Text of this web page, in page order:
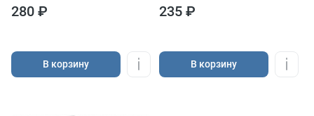
280 ₽
В корзину
235 ₽
В корзину